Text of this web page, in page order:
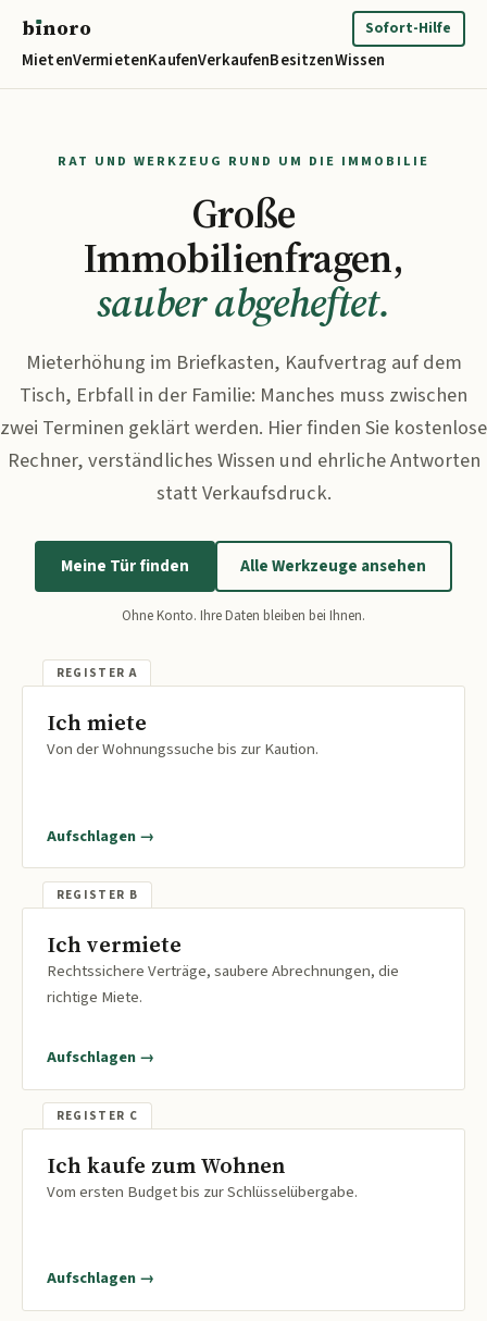
bınoro
MietenVermietenKaufenVerkaufenBesitzenWissen
Sofort-Hilfe
RAT UND WERKZEUG RUND UM DIE IMMOBILIE
Große
Immobilienfragen,
sauber abgeheftet.
Mieterhöhung im Briefkasten, Kaufvertrag auf dem
Tisch, Erbfall in der Familie: Manches muss zwischen
zwei Terminen geklärt werden. Hier finden Sie kostenlose
Rechner, verständliches Wissen und ehrliche Antworten
statt Verkaufsdruck.
Meine Tür finden Alle Werkzeuge ansehen
Ohne Konto. Ihre Daten bleiben bei Ihnen.
Ich miete
Von der Wohnungssuche bis zur Kaution.
Aufschlagen →
Ich vermiete
Rechtssichere Verträge, saubere Abrechnungen, die
richtige Miete.
Aufschlagen →
Ich kaufe zum Wohnen
Vom ersten Budget bis zur Schlüsselübergabe.
Aufschlagen →